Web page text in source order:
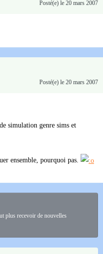
Posté(e) le 20 mars 2007
Posté(e) le 20 mars 2007
simulation genre sims et
ensemble, pourquoi pas.
plus recevoir de nouvelles